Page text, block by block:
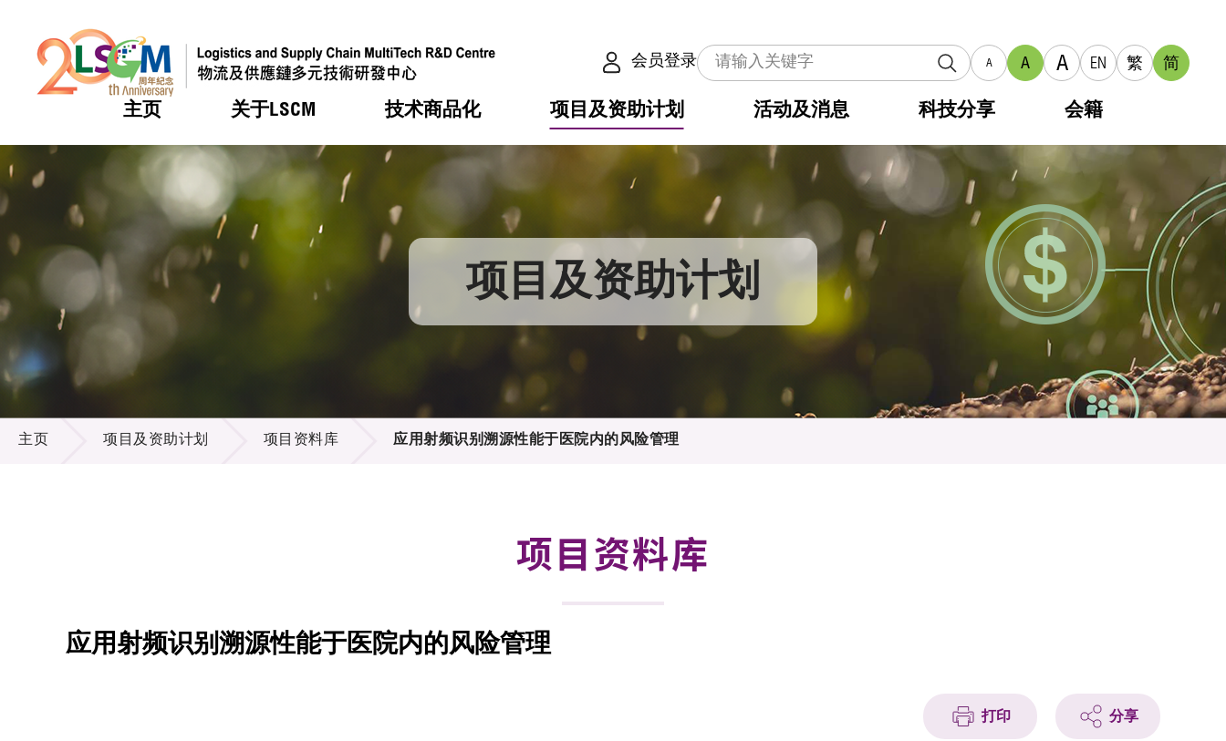
会员登录 A A A EN 繁 简
主页 关于LSCM
热门
LSCM 动向
机构简介
服务范畴
组织架构
供应商登记
技术商品化
热门
LSCM 动向
服务
应用于公共服务之创新技术
项目及资助计划
热门
LSCM 动向
合作计划
资助计划
项目资料库
活动及消息
热门
LSCM 动向
活动
业界活动
奖项
多媒体
出版刊物
科技分享 会籍
热门
LSCM 动向
会籍及服务
会员列表
项目及资助计划
项目及资助计划
主页 项目及资助计划 项目资料库 应用射频识别溯源性能于医院内的风险管理
项目资料库
应用射频识别溯源性能于医院内的风险管理
打印 分享